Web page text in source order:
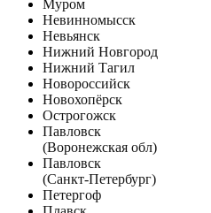
Муром
Невинномысск
Невьянск
Нижний Новгород
Нижний Тагил
Новороссийск
Новохопёрск
Острогожск
Павловск
(Воронежская обл)
Павловск
(Санкт-Петербург)
Петергоф